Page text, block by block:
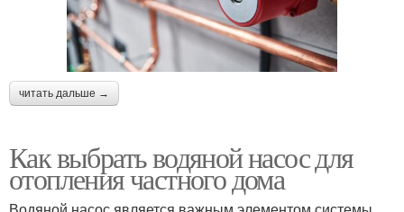
читать дальше →
Как выбрать водяной насос для
отопления частного дома